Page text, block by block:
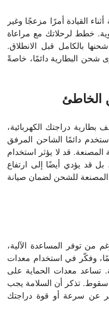
القيادة أمرًا مزعجًا وغير
خطط لرحلاتك مع مراعاة
بالكامل قبل الانطلاق.
شحن البطارية دائمًا، خاصةً
دراجتك الكهربائية،
دائمًا الشاحن المرفق
قد لا يؤثر استخدام
قد يؤدي أيضًا إلى ارتفاع
المصنعة للشحن لضمان صيانة
من توفر المساعدة الآلية،
وفكّر في استخدام معدات
تساعد معدات الحماية على
سقوط. تذكر أن السلامة يجب
عن سرعة أو قوة دراجتك